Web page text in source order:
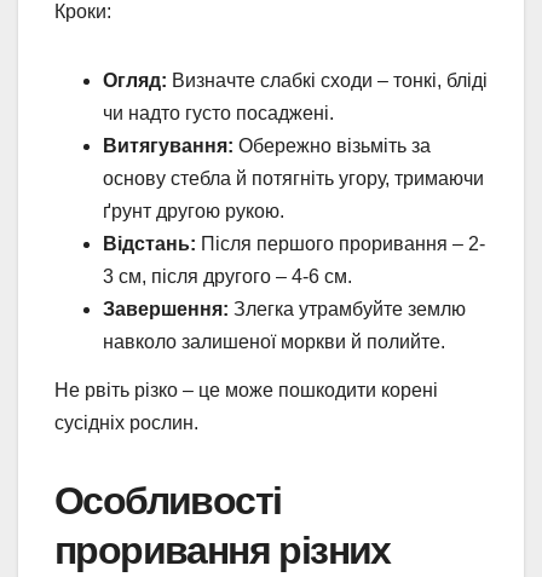
Кроки:
Огляд: Визначте слабкі сходи – тонкі, бліді
чи надто густо посаджені.
Витягування: Обережно візьміть за
основу стебла й потягніть угору, тримаючи
ґрунт другою рукою.
Відстань: Після першого проривання – 2-
3 см, після другого – 4-6 см.
Завершення: Злегка утрамбуйте землю
навколо залишеної моркви й полийте.
Не рвіть різко – це може пошкодити корені
сусідніх рослин.
Особливості
проривання різних